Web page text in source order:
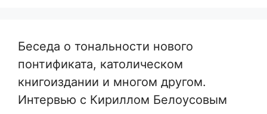
Беседа о тональности нового
понтификата, католическом
книгоиздании и многом другом.
Интервью с Кириллом Белоусовым